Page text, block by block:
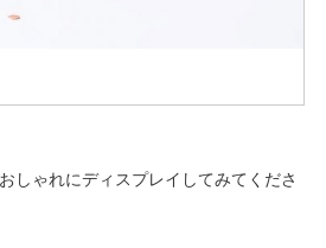
しゃれにディスプレイしてみてくださ